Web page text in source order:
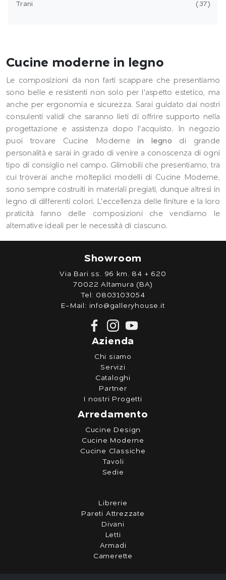
Trani 37
Cucine moderne in legno
Le composizioni da non farti scappare che presentiamo
sono belle e resistenti non solo per l'aspetto estetico, ma
anche per ergonomia e sicurezza. Sarai guidato dai nostri
consulenti validi che saranno lieti di offrire supporto nella
progettazione e assistenza dopo l'acquisto. In negozio
puoi trovare Cucine Modernein legno di grande
personalità e sarai in grado di venire a conoscenza di ogni
tipo di consiglio nel campo. Glimobili che presentiamo, tra
cui troverai anche molteplici modelli di Cucine Moderne,
sono sempre costruiti in materiali pregiati, dunque altresì in
legno di differenti colori. L'eccellenza delle finiture e la loro
praticità fanno delle composizioni che vendiamo le
alternative ideali per le necessità di ciascuno.
Showroom
Via Bari ss. 96 km. 84 + 620
70022 Altamura (BA)
Tel: 0803103054
E-Mail: info@galleryhouse.it
Azienda
Chi siamo
Servizi
Cataloghi
Partner
I nostri Progetti
Arredamento
Cucine Design
Cucine Moderne
Cucine Classiche
Tavoli
Sedie
Librerie
Pareti Attrezzate
Divani
Letti
Armadi
Camerette